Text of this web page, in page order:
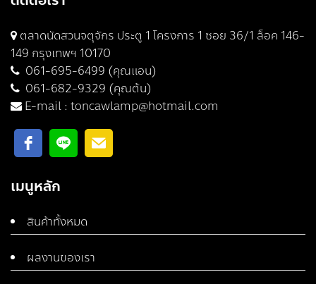
ตลาดนัดสวนจตุจักร ประตู 1 โครงการ 1 ซอย 36/1 ล็อค 146-
149 กรุงเทพฯ 10170
061-695-6499 (คุณแอน)
061-682-9329 (คุณต้น)
E-mail : toncawlamp@hotmail.com
เมนูหลัก
สินค้าทั้งหมด
ผลงานของเรา